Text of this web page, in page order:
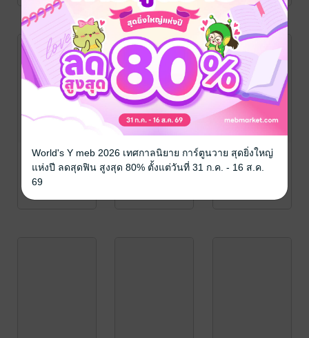
World's Y meb 2026 เทศกาลนิยาย การ์ตูนวาย สุดยิ่งใหญ่
แห่งปี ลดสุดฟิน สูงสุด 80% ตั้งแต่วันที่ 31 ก.ค. - 16 ส.ค.
69